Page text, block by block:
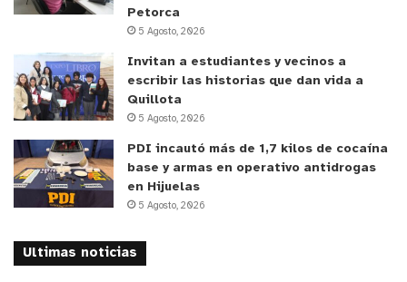
le agradezco a él y a su equipo”.
Finalmente, el Presidente de la Junta de Vecinos
Gabriela Mistral, José Tapia, agradeció el trabajo
mancomunado entre todas las instituciones.
permitido vivir este momento donde realmente
aunamos voluntades, especialmente, de la primera
autoridad comunal, don Patricio Pallares, el padre
que formamos la tercera patita como junta de
Petorca
5 Agosto, 2026
Invitan a estudiantes y vecinos a
escribir las historias que dan vida a
Quillota
5 Agosto, 2026
PDI incautó más de 1,7 kilos de cocaína
base y armas en operativo antidrogas
en Hijuelas
5 Agosto, 2026
Ultimas noticias